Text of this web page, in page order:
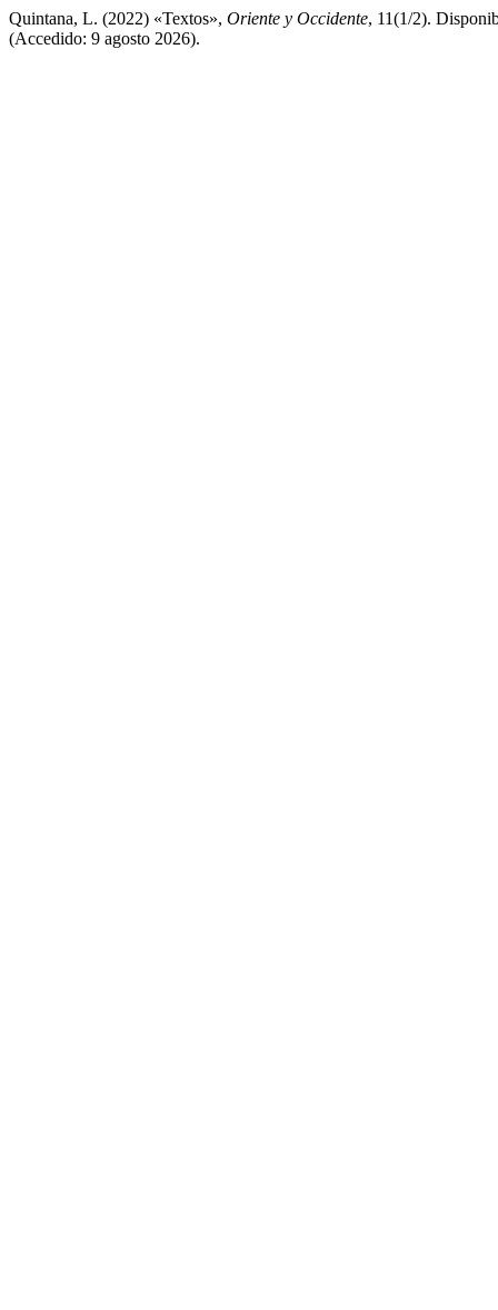
Quintana, L. (2022) «Textos», Oriente y Occidente, 11(1/2).
(Accedido: 9 agosto 2026).